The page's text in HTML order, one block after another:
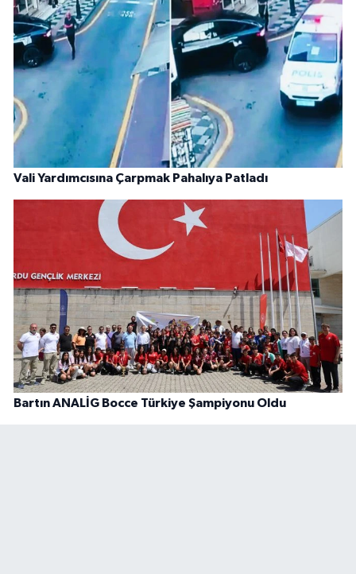
Vali Yardımcısına Çarpmak Pahalıya Patladı
Bartın ANALİG Bocce Türkiye Şampiyonu Oldu